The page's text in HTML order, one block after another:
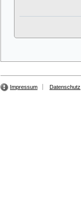
Impressum Datenschutz